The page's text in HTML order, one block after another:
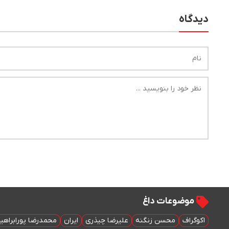
دیدگاه
موضوعات داغ
اکوگراف محسن زنگنه علیرضا چیذری ایران محمدرضا